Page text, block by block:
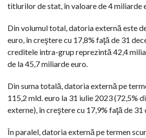
titlurilor de stat, în valoare de 4 miliarde
Din volumul total, datoria externă este
euro, în creştere cu 17,8% faţă de 31
creditele intra-grup reprezintă 42,4
de la 45,7 miliarde euro.
Din suma totală, datoria externă pe
115,2 mld. euro la 31 iulie 2023 (72,5%
externe), în creştere cu 17,9% faţă de 31
În paralel, datoria externă pe termen